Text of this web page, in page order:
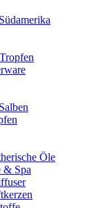
Öle
& Spa